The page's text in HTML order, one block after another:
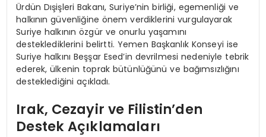
Ürdün Dışişleri Bakanı, Suriye’nin birliği, egemenliği ve
halkının güvenliğine önem verdiklerini vurgulayarak
Suriye halkının özgür ve onurlu yaşamını
desteklediklerini belirtti. Yemen Başkanlık Konseyi ise
Suriye halkını Beşşar Esed’in devrilmesi nedeniyle tebrik
ederek, ülkenin toprak bütünlüğünü ve bağımsızlığını
desteklediğini açıkladı.
Irak, Cezayir ve Filistin’den
Destek Açıklamaları